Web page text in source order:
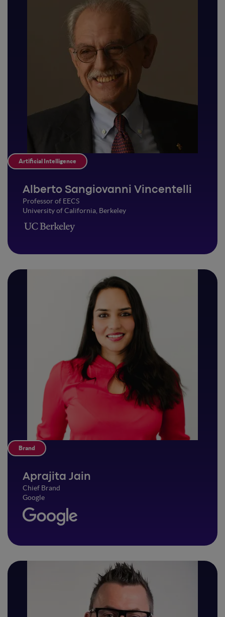
Artificial Intelligence
Alberto Sangiovanni Vincentelli
Professor of EECS
University of California, Berkeley
Brand
Aprajita Jain
Chief Brand
Google